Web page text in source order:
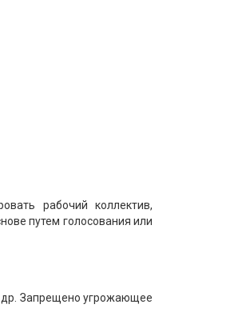
рабочий коллектив,
путем голосования или
др. Запрещено угрожающее